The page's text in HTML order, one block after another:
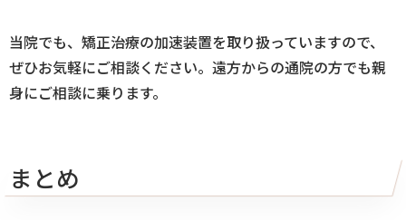
当院でも、矯正治療の加速装置を取り扱っていますので、
ぜひお気軽にご相談ください。遠方からの通院の方でも親
身にご相談に乗ります。
まとめ